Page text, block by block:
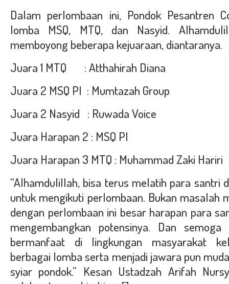
Dalam perlombaan ini, Pondok Pesantren
lomba MSQ, MTQ, dan Nasyid.
memboyong beberapa kejuaraan, diantaranya.
Juara 1 MTQ : Atthahirah Diana
Juara 2 MSQ PI : Mumtazah Group
Juara 2 Nasyid : Ruwada Voice
Juara Harapan 2 : MSQ PI
Juara Harapan 3 MTQ : Muhammad Zaki Hariri
“Alhamdulillah, bisa terus melatih para santri
untuk mengikuti perlombaan. Bukan masalah
dengan perlombaan ini besar harapan para
mengembangkan potensinya. Dan
bermanfaat di lingkungan masyarakat
berbagai lomba serta menjadi jawara pun
syiar pondok.” Kesan Ustadzah Arifah